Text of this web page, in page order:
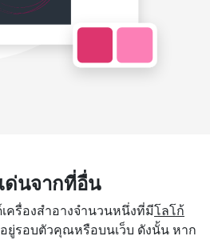
ด่นจากที่อื่น
ครื่องสำอางจำนวนหนึ่งที่มีโลโก้
ยู่รอบตัวคุณหรือบนเว็บ ดังนั้น หาก